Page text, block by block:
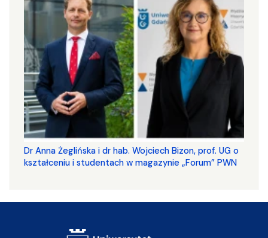
​​​​​​​Dr Anna Żeglińska i dr hab. Wojciech Bizon, prof. UG o
kształceniu i studentach w magazynie „Forum” PWN